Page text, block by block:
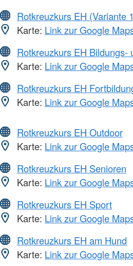
Rotkreuzkurs EH (Variante
Karte: Link zur Google
Rotkreuzkurs EH Bildungs-
Karte: Link zur Google
Rotkreuzkurs EH
Karte: Link zur Google
Rotkreuzkurs EH Outdoor
Karte: Link zur Google
Rotkreuzkurs EH Senioren
Karte: Link zur Google
Rotkreuzkurs EH Sport
Karte: Link zur Google
Rotkreuzkurs EH am Hund
Karte: Link zur Google